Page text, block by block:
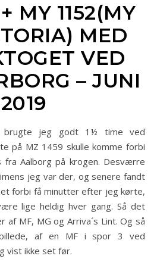
MY 1152(MY
MED
VED
– JUNI
2019
på MZ 1459 skulle komme forbi
Aalborg på krogen. Desværre
jeg var der, og senere fandt
forbi få minutter efter jeg kørte,
lige heldig hver gang. Så det
af MF, MG og Arriva´s Lint. Og så
af en MF i spor 3 ved
vist ikke set før.